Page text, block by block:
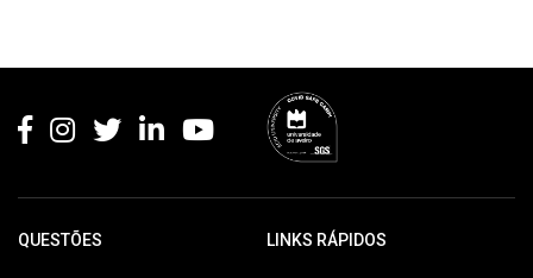
QUESTÕES LINKS RÁPIDOS